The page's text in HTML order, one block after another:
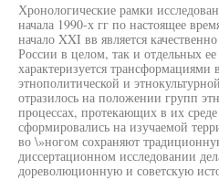
Хронологические рамки
начала 1990-х гг по настоящее
начало XXI вв является
России в целом, так и отдельных
характеризуется
этнополитической и
отразилось на положении групп
процессах, протекающих в их
сформировались на изучаемой
во \»ногом сохраняют
диссертационном исследовании
дореволюционную и советскую